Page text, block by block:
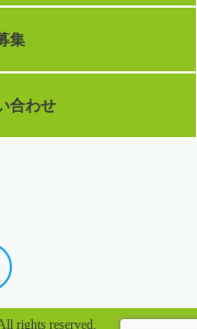
集
合わせ
rights reserved.